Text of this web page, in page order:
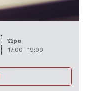
Ώρα
17:00 -19:00